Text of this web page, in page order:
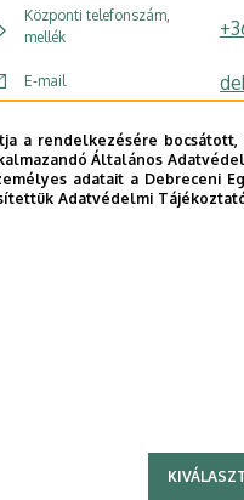
Központi telefonszám,
mellék
E-mail
Épület, emelet, szobaszám
telefonkönyvében
a rendelkezésére
Általános
adatait a
Adatvédelmi